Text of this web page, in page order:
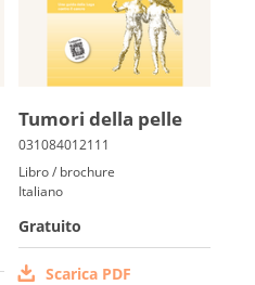
Tumori della pelle
Libro / brochure
Italiano
Gratuito
Scarica PDF